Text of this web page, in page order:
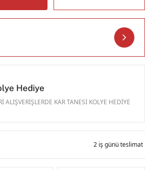
Hediye
ALIŞVERİŞLERDE KAR TANESİ KOLYE HEDİYE
2 iş günü teslimat